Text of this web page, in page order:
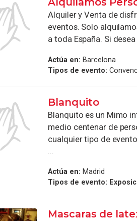
Alquiler y Venta de
eventos. Solo
a toda España. Si
Actúa en: Barcelona
Tipos de evento:
Blanquito
Blanquito es un Mimo
medio centenar de
cualquier tipo de
...
Actúa en: Madrid
Tipos de evento:
Mascaras de